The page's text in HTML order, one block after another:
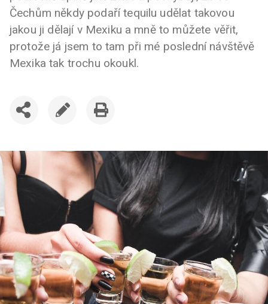
Čechům někdy podaří tequilu udělat takovou
jakou ji dělají v Mexiku a mně to můžete věřit,
protože já jsem to tam při mé poslední návštěvě
Mexika tak trochu okoukl.